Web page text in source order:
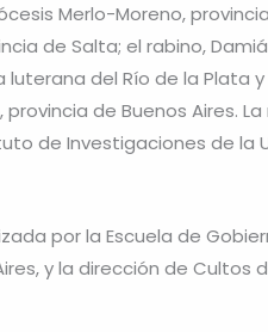
Merlo-Moreno,
de Salta; el rabino,
del Río de la Plata
de Buenos Aires.
de Investigaciones de la
por la Escuela de
y la dirección de Cultos